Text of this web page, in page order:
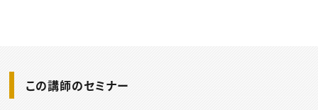
この講師のセミナー